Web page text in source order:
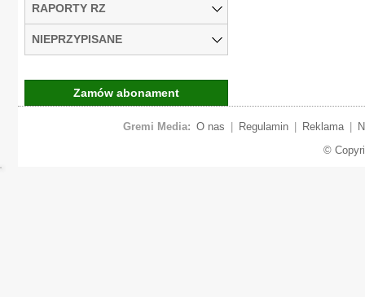
RAPORTY RZ
NIEPRZYPISANE
Zamów abonament
Gremi Media: O nas Regulamin Reklama
©